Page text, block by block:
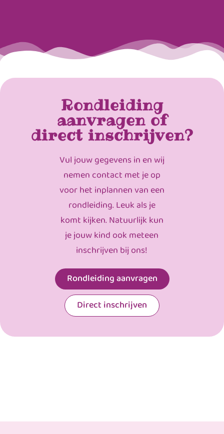
Rondleiding
aanvragen of
direct inschrijven?
Vul jouw gegevens in en wij
nemen contact met je op
voor het inplannen van een
rondleiding. Leuk als je
komt kijken. Natuurlijk kun
je jouw kind ook meteen
inschrijven bij ons!
Rondleiding aanvragen
Direct inschrijven